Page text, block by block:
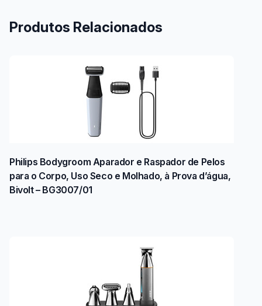
Produtos Relacionados
Philips Bodygroom Aparador e Raspador de Pelos
para o Corpo, Uso Seco e Molhado, à Prova d’água,
Bivolt – BG3007/01